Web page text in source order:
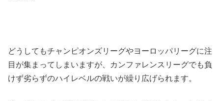
どうしてもチャンピオンズリーグやヨーロッパリーグに注
目が集まってしまいますが、カンファレンスリーグでも負
けず劣らずのハイレベルの戦いが繰り広げられます。